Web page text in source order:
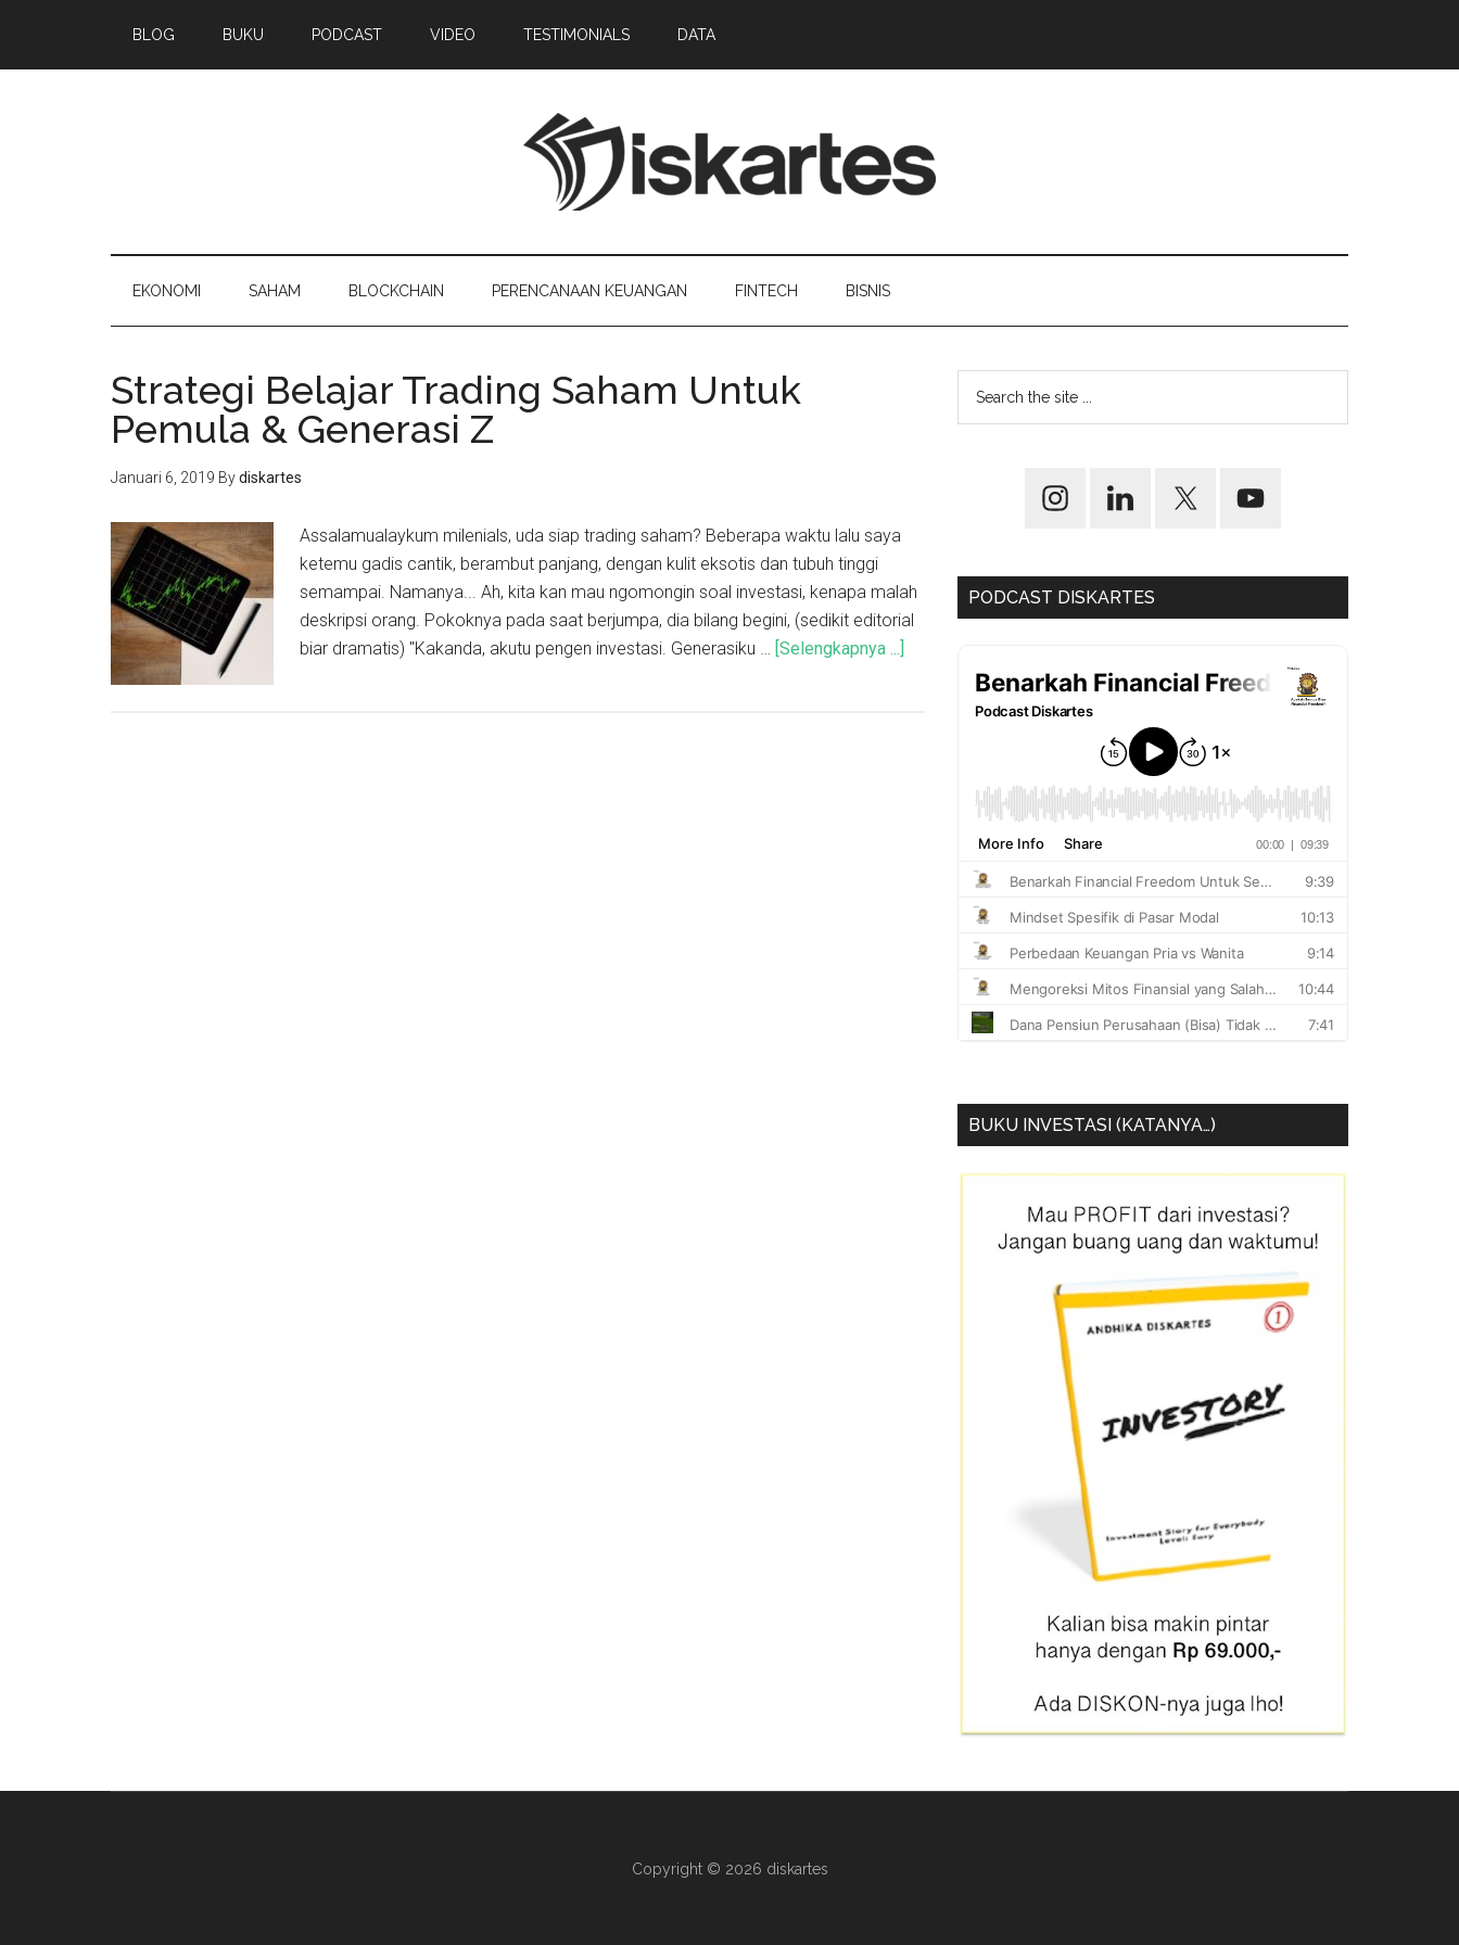
BLOG BUKU PODCAST VIDEO TESTIMONIALS DATA
EKONOMI SAHAM BLOCKCHAIN PERENCANAAN KEUANGAN FINTECH BISNIS
Strategi Belajar Trading Saham Untuk
Pemula & Generasi Z
Januari 6, 2019 Bydiskartes
Assalamualaykum milenials, uda siap trading saham? Beberapa waktu lalu saya
ketemu gadis cantik, berambut panjang, dengan kulit eksotis dan tubuh tinggi
semampai. Namanya... Ah, kita kan mau ngomongin soal investasi, kenapa malah
deskripsi orang. Pokoknya pada saat berjumpa, dia bilang begini, (sedikit editorial
biar dramatis) "Kakanda, akutu pengen investasi. Generasiku … [Selengkapnya ...]
PODCAST DISKARTES
BUKU INVESTASI (KATANYA…)
Copyright © 2026 diskartes